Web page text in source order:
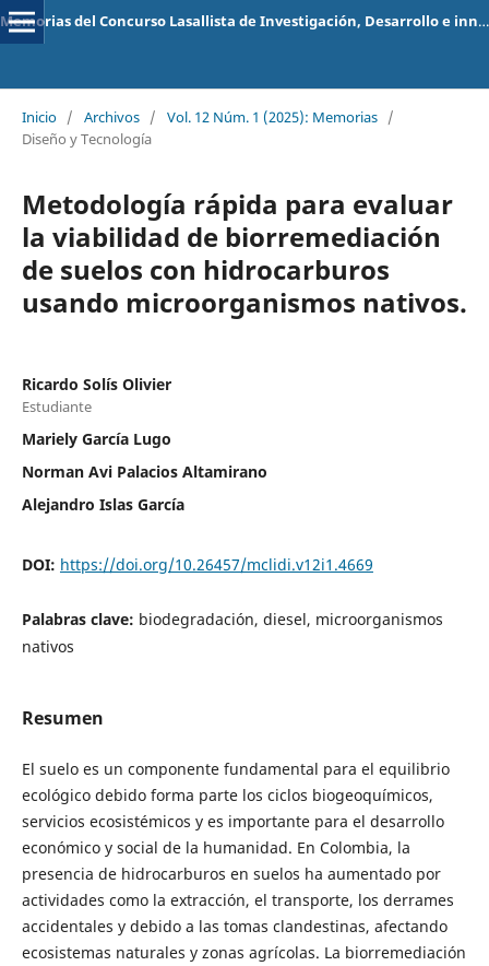
Memorias del Concurso Lasallista de Investigación, Desarrollo e innovación
Inicio / Archivos / Vol. 12 Núm. 1 (2025): Memorias /
Diseño y Tecnología
Metodología rápida para evaluar
la viabilidad de biorremediación
de suelos con hidrocarburos
usando microorganismos nativos.
Ricardo Solís Olivier
Estudiante
Mariely García Lugo
Norman Avi Palacios Altamirano
Alejandro Islas García
DOI: https://doi.org/10.26457/mclidi.v12i1.4669
Palabras clave: biodegradación, diesel, microorganismos
nativos
Resumen
El suelo es un componente fundamental para el equilibrio
ecológico debido forma parte los ciclos biogeoquímicos,
servicios ecosistémicos y es importante para el desarrollo
económico y social de la humanidad. En Colombia, la
presencia de hidrocarburos en suelos ha aumentado por
actividades como la extracción, el transporte, los derrames
accidentales y debido a las tomas clandestinas, afectando
ecosistemas naturales y zonas agrícolas. La biorremediación